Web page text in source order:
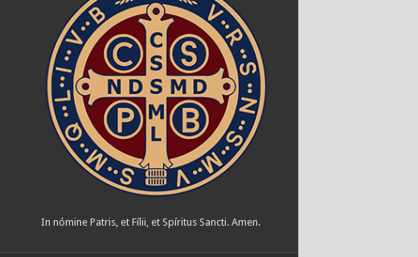
In nómine Patris, et Fílii, et Spíritus Sancti. Amen.